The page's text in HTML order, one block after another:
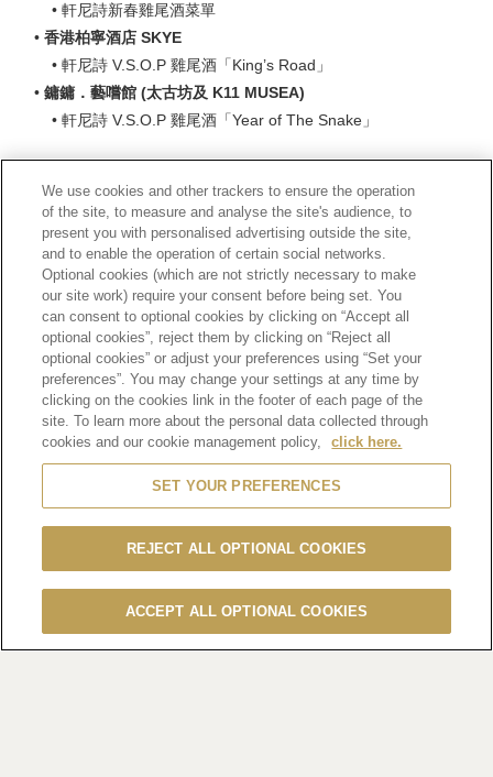
• 軒尼詩新春雞尾酒菜單
•香港柏寧酒店 SKYE
• 軒尼詩 V.S.O.P 雞尾酒「King’s Road」
•鏞鏞．藝嚐館 (太古坊及 K11 MUSEA)
• 軒尼詩 V.S.O.P 雞尾酒「Year of The Snake」
除用餐體驗外，軒尼詩干邑同樣是親朋聚會派對必備的絕佳珍
釀。軒尼詩與都爹利會館和香港 JW 萬豪酒店中菜廳萬豪金殿
精心呈獻蛇年禮盒，展現出傳統與創新的完美融合。禮盒包含
新 年限量版軒尼詩 X.O 或軒尼詩 V.S.O.P ，搭配餐廳招牌蘿
蔔糕或年糕，象徵富饒與繁榮，節 日送禮或自用珍藏最適合不
過。
軒尼詩蛇年限量版現已於各大酒類零售商有售，在指定零售酒
窖每購買一瓶軒尼詩蛇年限量版 均可獲得軒尼詩蛇年限定筷子
或杯墊套裝乙份。消費滿港幣 3,000 元或以上則附贈軒尼詩蛇
梯 棋乙份，為新春佳節增添節慶喜悅。
軒尼詩誠邀大家一同喜迎新年，感受絕妙口感與傳統文化的交
詳情請瀏覽軒尼詩的官方網頁：http://hk.hennessy.com
We use cookies and other trackers to ensure the operation
of the site, to measure and analyse the site's audience, to
present you with personalised advertising outside the site,
and to enable the operation of certain social networks.
Optional cookies (which are not strictly necessary to make
our site work) require your consent before being set. You
can consent to optional cookies by clicking on “Accept all
optional cookies”, reject them by clicking on “Reject all
optional cookies” or adjust your preferences using “Set your
preferences”. You may change your settings at any time by
clicking on the cookies link in the footer of each page of the
site. To learn more about the personal data collected through
cookies and our cookie management policy,
click here.
SET YOUR PREFERENCES
REJECT ALL OPTIONAL COOKIES
ACCEPT ALL OPTIONAL COOKIES